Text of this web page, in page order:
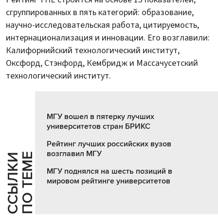
сгруппированных в пять категорий: образование,
научно-исследовательская работа, цитируемость,
интернационализация и инновации. Его возглавили:
Калифорнийский технологический институт,
Оксфорд, Стэнфорд, Кембридж и Массачусетский
технологический институт.
С
С
Ы
Л
К
И
П
О
Т
Е
МЕ
МГУ вошел в пятерку лучших
университетов стран БРИКС
Рейтинг лучших российских вузов
возглавил МГУ
МГУ поднялся на шесть позиций в
мировом рейтинге университетов